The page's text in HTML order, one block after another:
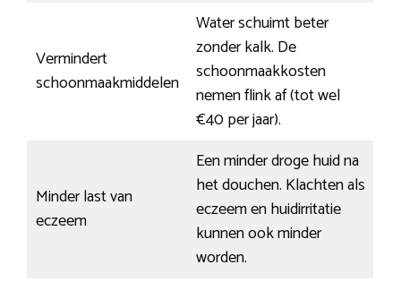
Vermindert
schoonmaakmiddelen
Water schuimt beter
zonder kalk. De
schoonmaakkosten
nemen flink af (tot wel
€40 per jaar).
Minder last van
eczeem
Een minder droge huid na
het douchen. Klachten als
eczeem en huidirritatie
kunnen ook minder
worden.